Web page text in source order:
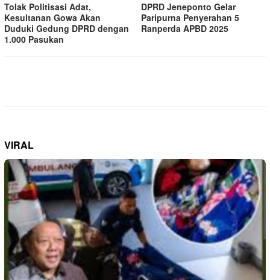
Tolak Politisasi Adat,
Kesultanan Gowa Akan
Duduki Gedung DPRD dengan
1.000 Pasukan
DPRD Jeneponto Gelar
Paripurna Penyerahan 5
Ranperda APBD 2025
VIRAL